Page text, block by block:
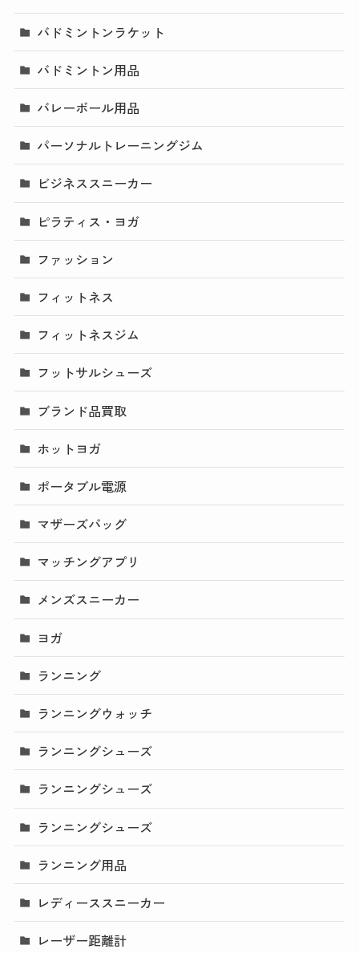
バドミントンラケット
バドミントン用品
バレーボール用品
パーソナルトレーニングジム
ビジネススニーカー
ピラティス・ヨガ
ファッション
フィットネス
フィットネスジム
フットサルシューズ
ブランド品買取
ホットヨガ
ポータブル電源
マザーズバッグ
マッチングアプリ
メンズスニーカー
ヨガ
ランニング
ランニングウォッチ
ランニングシューズ
ランニングシューズ
ランニングシューズ
ランニング用品
レディーススニーカー
レーザー距離計